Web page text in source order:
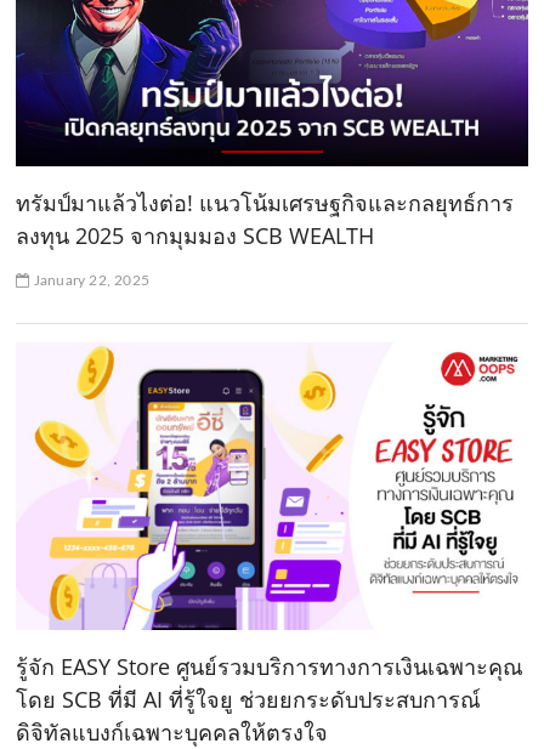
ทรัมป์มาแล้วไงต่อ! แนวโน้มเศรษฐกิจและกลยุทธ์การ
ลงทุน 2025 จากมุมมอง SCB WEALTH
January 22, 2025
รู้จัก EASY Store ศูนย์รวมบริการทางการเงินเฉพาะคุณ
โดย SCB ที่มี AI ที่รู้ใจยู ช่วยยกระดับประสบการณ์
ดิจิทัลแบงก์เฉพาะบุคคลให้ตรงใจ